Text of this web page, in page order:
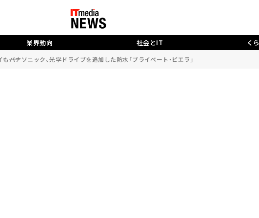
業界動向 社会とIT く
――パナソニック、光学ドライブを追加した防水「プライベート・ビエラ」